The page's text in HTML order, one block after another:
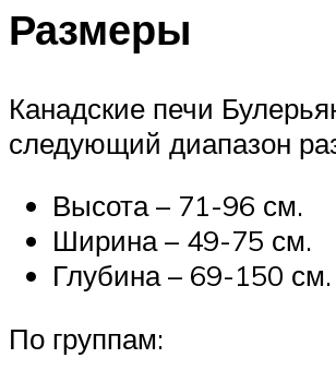
Размеры
Канадские печи
следующий диапазон
Высота – 71-96 см.
Ширина – 49-75 см.
Глубина – 69-150 см.
По группам: